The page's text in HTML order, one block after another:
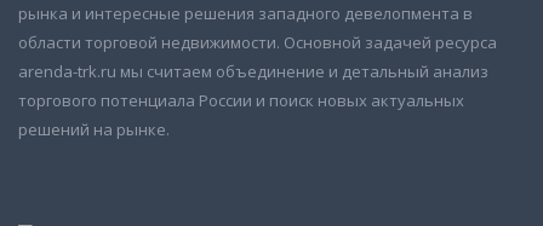
рынка и интересные решения западного девелопмента в
области торговой недвижимости. Основной задачей ресурса
arenda-trk.ru мы считаем объединение и детальный анализ
торгового потенциала России и поиск новых актуальных
решений на рынке.